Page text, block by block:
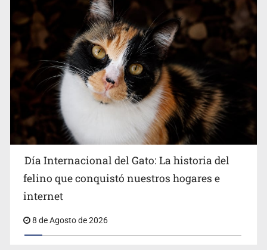
Día Internacional del Gato: La historia del
felino que conquistó nuestros hogares e
internet
8 de Agosto de 2026